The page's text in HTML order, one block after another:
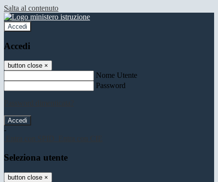
Salta al contenuto
Accedi
Accedi
button close ×
Nome Utente
Password
-
Seleziona utente
button close ×